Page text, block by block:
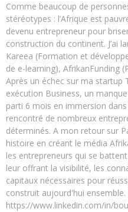
Comme beaucoup de
stéréotypes : l’Afrique est
devenu entrepreneur pour
construction du continent. J’ai
Kareea (Formation et
de e-learning), AfrikanFunding
Après un échec sur ma startup
exécution Business, un
parti 6 mois en immersion dans
rencontré de nombreux
déterminés. A mon retour sur
histoire en créant le média
les entrepreneurs qui se
leur offrant la visibilité, les
capitaux nécessaires pour
construit aujourd'hui
https://www.linkedin.com/in/